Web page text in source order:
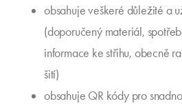
obsahuje veškeré důležité a
(doporučený materiál,
informace ke střihu, obecně
šití)
obsahuje QR kódy pro